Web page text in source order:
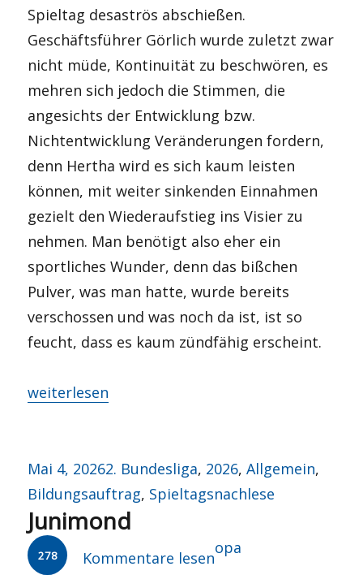
Spieltag desaströs abschießen.
Geschäftsführer Görlich wurde zuletzt zwar
nicht müde, Kontinuität zu beschwören, es
mehren sich jedoch die Stimmen, die
angesichts der Entwicklung bzw.
Nichtentwicklung Veränderungen fordern,
denn Hertha wird es sich kaum leisten
können, mit weiter sinkenden Einnahmen
gezielt den Wiederaufstieg ins Visier zu
nehmen. Man benötigt also eher ein
sportliches Wunder, denn das bißchen
Pulver, was man hatte, wurde bereits
verschossen und was noch da ist, ist so
feucht, dass es kaum zündfähig erscheint.
„Saisonnachlese 2025/26“
weiterlesen
Veröffentlicht
am
Mai 4, 2026Kategorien
2. Bundesliga, 2026,Allgemein,
Bildungsauftrag, Spieltagsnachlese
Junimond
278 Kommentare lesen
Autor
opa